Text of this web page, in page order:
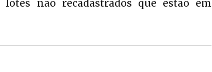
não recadastrados que estão em